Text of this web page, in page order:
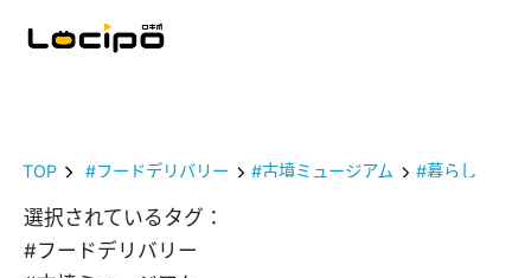
TOP #フードデリバリー #古墳ミュージアム #暮らし
選択されているタグ：
#フードデリバリー